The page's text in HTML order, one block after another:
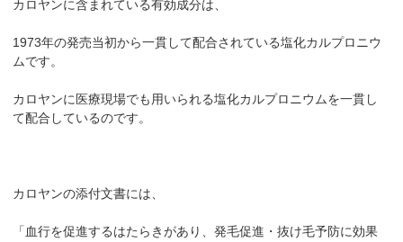
カロヤンに含まれている有効成分は、
1973年の発売当初から一貫して配合されている塩化カルプロニウ
ムです。
カロヤンに医療現場でも用いられる塩化カルプロニウムを一貫し
て配合しているのです。
カロヤンの添付文書には、
「血行を促進するはたらきがあり、発毛促進・抜け毛予防に効果